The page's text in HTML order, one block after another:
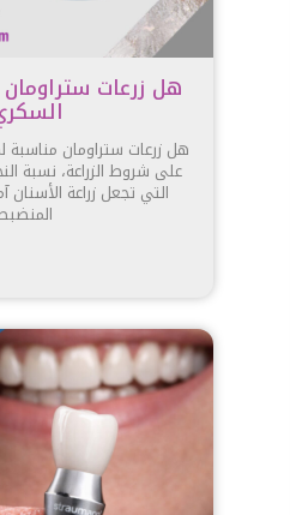
هل زرعات
هل زرعات ستراومان
التي تجعل زراعة